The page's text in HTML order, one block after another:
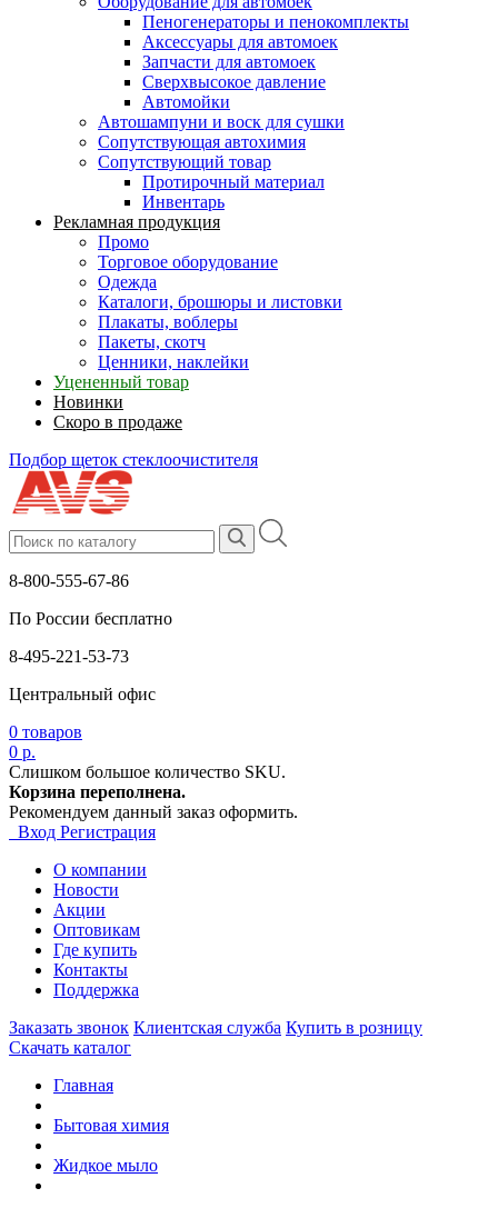
Пеногенераторы и пенокомплекты
Аксессуары для автомоек
Запчасти для автомоек
Сверхвысокое давление
Автомойки
Автошампуни и воск для сушки
Сопутствующая автохимия
Сопутствующий товар
Протирочный материал
Инвентарь
Рекламная продукция
Промо
Торговое оборудование
Одежда
Каталоги, брошюры и листовки
Плакаты, воблеры
Пакеты, скотч
Ценники, наклейки
Уцененный товар
Новинки
Скоро в продаже
Подбор щеток стеклоочистителя
8-800-555-67-86
По России бесплатно
8-495-221-53-73
Центральный офис
0 товаров
0 р.
Слишком большое количество SKU.
Корзина переполнена.
Рекомендуем данный заказ оформить.
Вход Регистрация
О компании
Новости
Акции
Оптовикам
Где купить
Контакты
Поддержка
Заказать звонок Клиентская служба Купить в розницу
Скачать каталог
Главная
Бытовая химия
Жидкое мыло